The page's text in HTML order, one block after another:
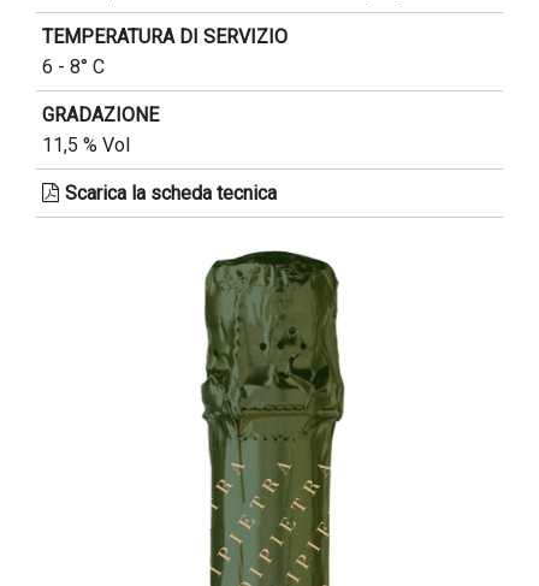
TEMPERATURA DI SERVIZIO
6 - 8° C
GRADAZIONE
11,5 % Vol
Scarica la scheda tecnica